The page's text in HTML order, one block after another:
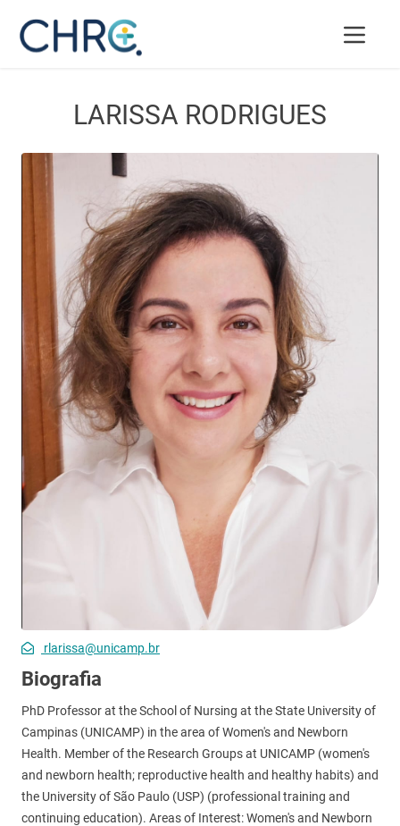
LARISSA RODRIGUES
rlarissa@unicamp.br
Biografia
PhD Professor at the School of Nursing at the State University of
Campinas (UNICAMP) in the area of Women's and Newborn
Health. Member of the Research Groups at UNICAMP (women's
and newborn health; reproductive health and healthy habits) and
the University of São Paulo (USP) (professional training and
continuing education). Areas of Interest: Women's and Newborn